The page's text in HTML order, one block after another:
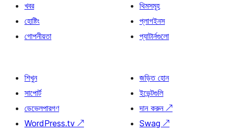
খবর
হোষ্টিং
গোপনীয়তা
থিমসমূহ
প্লাগইনস
প্যাটার্নগুলো
শিখুন
সাপোর্ট
ডেভেলপারগণ
WordPress.tv ↗
জড়িত হোন
ইভেন্টগুলি
দান করুন ↗
Swag ↗